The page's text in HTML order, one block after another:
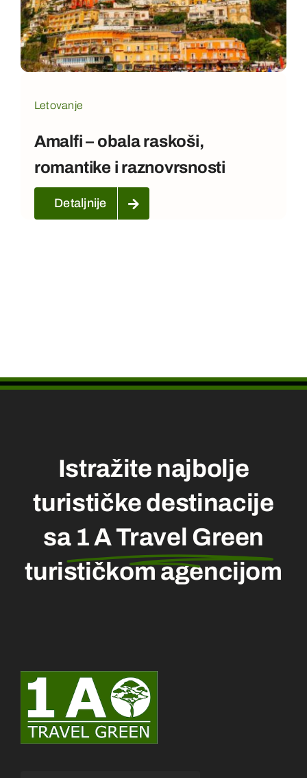
Kontakt
Letovanje
Amalfi – obala raskoši,
romantike i raznovrsnosti
Detaljnije
Istražite najbolje
turističke destinacije
sa 1 A Travel Green
turističkom agencijom